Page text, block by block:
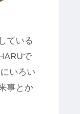
ている
で
いろい
事とか